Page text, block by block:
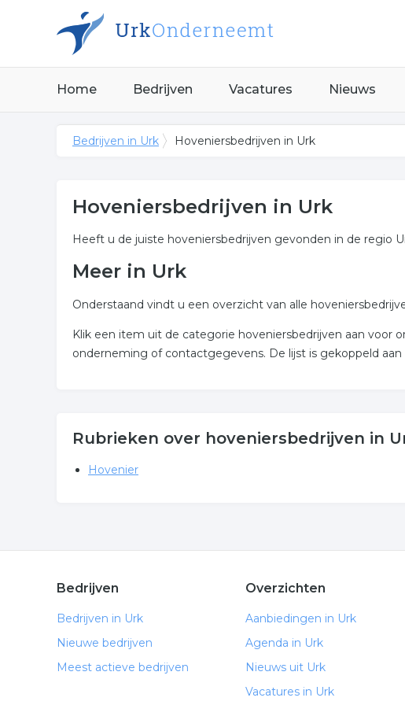
Home Bedrijven Vacatures Nieuws
Bedrijven in Urk Hoveniersbedrijven in Urk
Hoveniersbedrijven in Urk
Heeft u de juiste hoveniersbedrijven gevonden in de regio
Meer in Urk
Onderstaand vindt u een overzicht van alle
Klik een item uit de categorie hoveniersbedrijven aan voor
onderneming of contactgegevens. De lijst is gekoppeld aan
Rubrieken over hoveniersbedrijven in
Hovenier
Bedrijven
Bedrijven in Urk
Nieuwe bedrijven
Meest actieve bedrijven
Overzichten
Aanbiedingen in Urk
Agenda in Urk
Nieuws uit Urk
Vacatures in Urk